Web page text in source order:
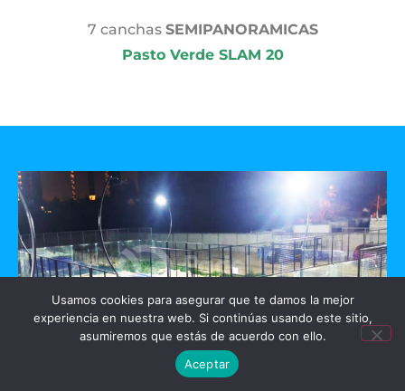
7 canchas SEMIPANORAMICAS
Pasto Verde SLAM 20
Usamos cookies para asegurar que te damos la mejor
experiencia en nuestra web. Si continúas usando este sitio,
asumiremos que estás de acuerdo con ello.
Aceptar